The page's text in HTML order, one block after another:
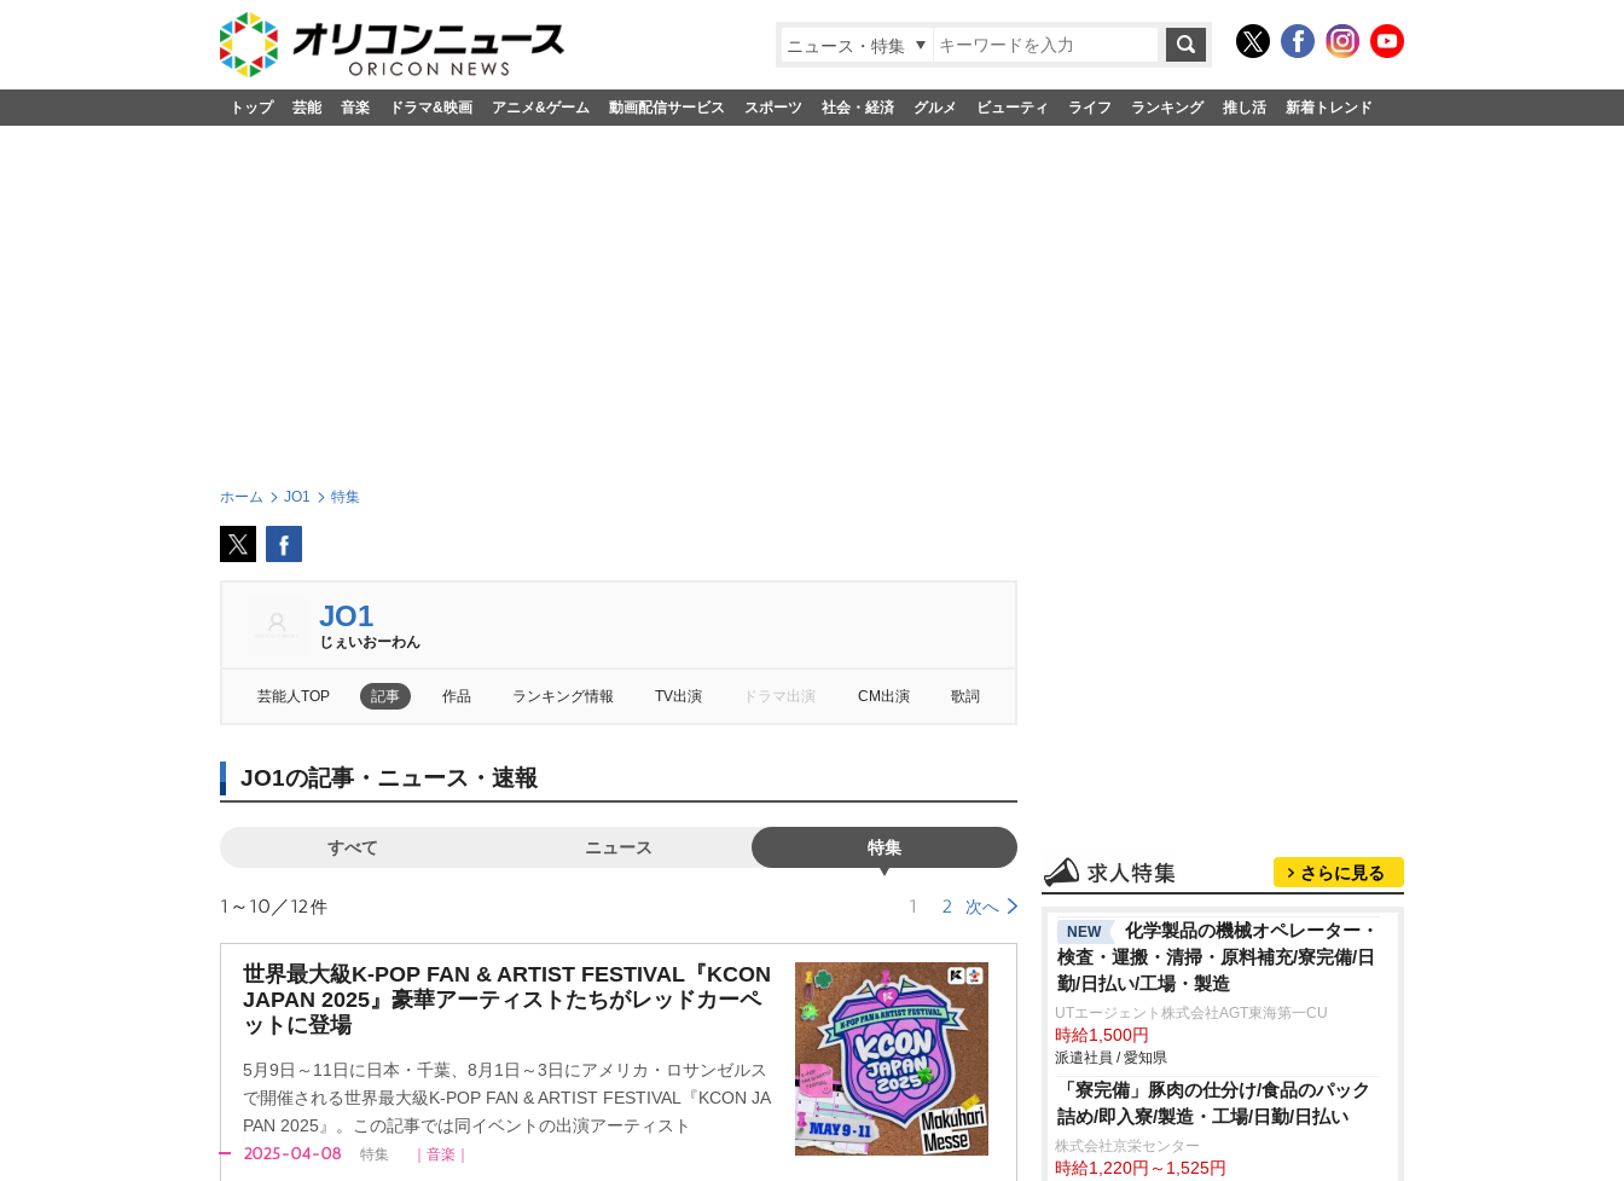
ニュース・特集
トップ 芸能 音楽 ドラマ&映画 アニメ&ゲーム 動画配信サービス スポーツ 社会・経済 グルメ ビューティ ライフ ランキング 推し活 新着トレンド
ホーム JO1 特集
JO1
じぇいおーわん
芸能人TOP 記事 作品 ランキング情報 TV出演 ドラマ出演 CM出演 歌詞
JO1の記事・ニュース・速報
すべて ニュース 特集
1～10／12件 1 2 次へ
世界最大級K-POP FAN & ARTIST FESTIVAL『KCON
JAPAN 2025』豪華アーティストたちがレッドカーペ
ットに登場
5月9日～11日に日本・千葉、8月1日～3日にアメリカ・ロサンゼルス
で開催される世界最大級K-POP FAN & ARTIST FESTIVAL『KCON JA
PAN 2025』。この記事では同イベントの出演アーティスト
2025-04-08 特集 ｜音楽｜
さらに見る
NEW
化学製品の機械オペレーター・
検査・運搬・清掃・原料補充/寮完備/日
勤/日払い/工場・製造
UTエージェント株式会社AGT東海第一CU
時給1,500円
派遣社員 / 愛知県
「寮完備」豚肉の仕分け/食品のパック
詰め/即入寮/製造・工場/日勤/日払い
株式会社京栄センター
時給1,220円～1,525円